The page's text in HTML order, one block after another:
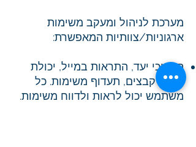
מערכת לניהול ומעקב משימות
ארגוניות/צוותיות המאפשרת:
תאריכי יעד, התראות במייל, יכולת
צירוף קבצים, תעדוף משימות. כל
משתמש יכול לראות ולדווח משימות.